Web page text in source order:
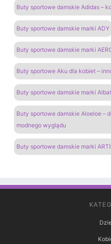
Buty sportowe damskie Adidas –
Buty sportowe damskie marki ADY
Buty sportowe damskie marki
Buty sportowe Aku dla kobiet –
Buty sportowe damskie marki
Buty sportowe damskie Aloeloe –
modnego wyglądu
Buty sportowe damskie marki